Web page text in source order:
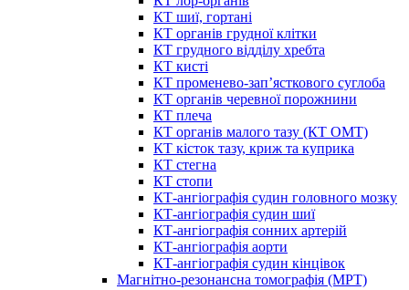
КТ шиї, гортані
КТ органів грудної клітки
КТ грудного відділу хребта
КТ кисті
КТ променево-зап’ясткового суглоба
КТ органів черевної порожнини
КТ плеча
КТ органів малого тазу (КТ ОМТ)
КТ кісток тазу, криж та куприка
КТ стегна
КТ стопи
КТ-ангіографія судин головного мозку
КТ-ангіографія судин шиї
КТ-ангіографія сонних артерій
КТ-ангіографія аорти
КТ-ангіографія судин кінцівок
Магнітно-резонансна томографія (МРТ)